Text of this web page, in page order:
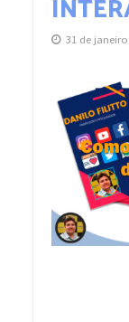
31 de janeiro